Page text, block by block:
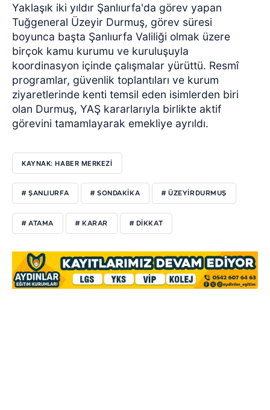
Yaklaşık iki yıldır Şanlıurfa'da görev yapan
Tuğgeneral Üzeyir Durmuş, görev süresi
boyunca başta Şanlıurfa Valiliği olmak üzere
birçok kamu kurumu ve kuruluşuyla
koordinasyon içinde çalışmalar yürüttü. Resmî
programlar, güvenlik toplantıları ve kurum
ziyaretlerinde kenti temsil eden isimlerden biri
olan Durmuş, YAŞ kararlarıyla birlikte aktif
görevini tamamlayarak emekliye ayrıldı.
KAYNAK: HABER MERKEZİ
# ŞANLIURFA # SONDAKIKA # ÜZEYIRDURMUŞ
# ATAMA # KARAR # DIKKAT